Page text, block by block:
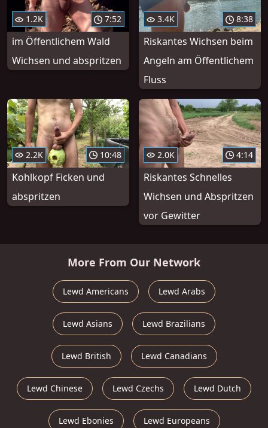
1.2K 7:52
im Öffentlichem Wald
Wichsen und abspritzen
3.4K 8:38
Riskantes Wichsen beim
Angeln am Öffentlichem
Fluss
2.2K 10:48
Kohlkopf Ficken und
abspritzen
2.0K 4:14
Riskantes Schnelles
Wichsen und Abspritzen
vor Gewitter
More From Our Network
Lewd Americans Lewd Arabs
Lewd Asians Lewd Brazilians
Lewd British Lewd Canadians
Lewd Chinese Lewd Czechs Lewd Dutch
Lewd Ebonies Lewd Europeans